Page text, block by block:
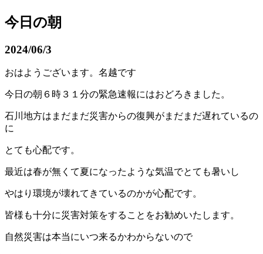
今日の朝
2024/06/3
おはようございます。名越です
今日の朝６時３１分の緊急速報にはおどろきました。
石川地方はまだまだ災害からの復興がまだまだ遅れているの
に
とても心配です。
最近は春が無くて夏になったような気温でとても暑いし
やはり環境が壊れてきているのかが心配です。
皆様も十分に災害対策をすることをお勧めいたします。
自然災害は本当にいつ来るかわからないので